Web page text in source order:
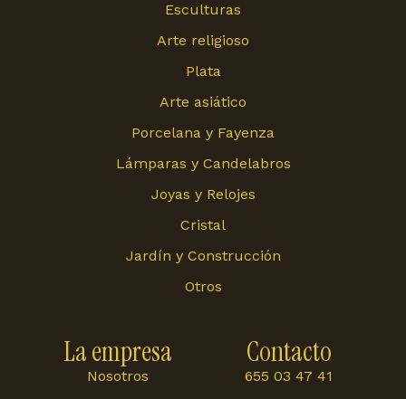
La empresa
Nosotros
Contacto
655 03 47 41
Esculturas
Arte religioso
Plata
Arte asiático
Porcelana y Fayenza
Lámparas y Candelabros
Joyas y Relojes
Cristal
Jardín y Construcción
Otros